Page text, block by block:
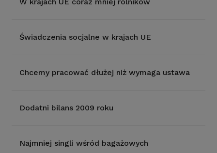
Świadczenia socjalne w krajach UE
Chcemy pracować dłużej niż wymaga ustawa
Dodatni bilans 2009 roku
Najmniej singli wśród bagażowych